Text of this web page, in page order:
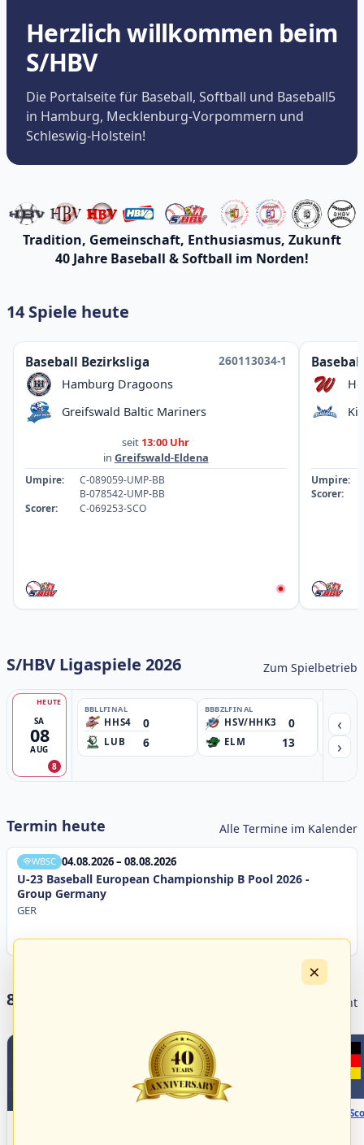
Herzlich willkommen beim
S/HBV
Die Portalseite für Baseball, Softball und Baseball5
in Hamburg, Mecklenburg-Vorpommern und
Schleswig-Holstein!
Tradition, Gemeinschaft, Enthusiasmus, Zukunft
40 Jahre Baseball & Softball im Norden!
14 Spiele heute
Baseball Bezirksliga
260113034-1
Hamburg Dragoons
Greifswald Baltic Mariners
seit 13:00 Uhr
in Greifswald-Eldena
Umpire:
C-089059-UMP-BB
B-078542-UMP-BB
Scorer:
C-069253-SCO
Umpire:
Scorer:
S/HBV Ligaspiele 2026 Zum Spielbetrieb
SA
08
AUG
HEUTE
8
BBLLFINAL
HHS4 0
LUB 6
BBBZLFINAL
HSV/HHK3 0
ELM 13
‹
›
Termin heute Alle Termine im Kalender
WBSC 04.08.2026 – 08.08.2026
U-23 Baseball European Championship B Pool 2026 -
Group Germany
GER
8 Livestreams heute Livestream Übersicht
0
TOP 1
WBSC Europe
Box-
×